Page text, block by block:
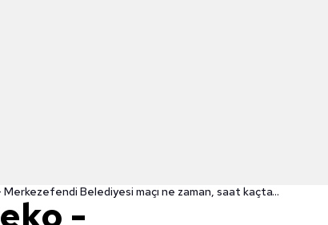
Fenerbahçe Beko - Merkezefendi Belediyesi maçı ne zaman, saat kaçta? Hangi kanalda? | Basketbol Süper Ligi canlı izle
-